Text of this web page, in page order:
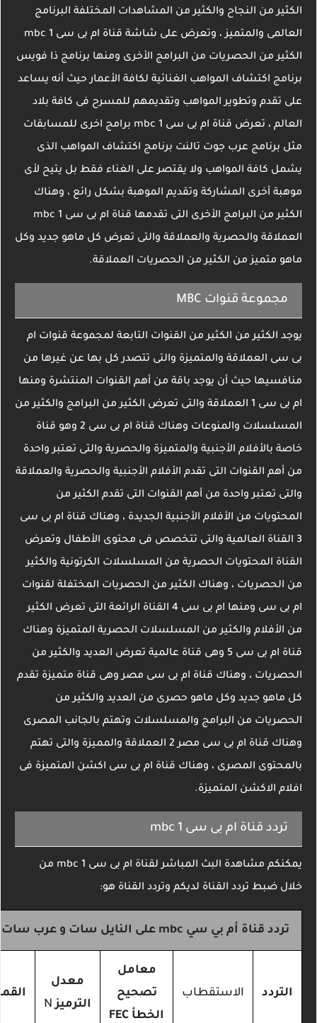
الكثير من النجاح والكثير من المشاهدات المختلفة البرنامج
العالمى والمتميز ، وتعرض على شاشة قناة ام بى سى mbc 1
الكثير من الحصريات من البرامج الأخرى ومنها برنامج ذا فويس
برنامج اكتشاف المواهب الغنائية لكافة الأعمار حيث أنه يساعد
على تقدم وتطوير المواهب وتقديمهم للمسرح فى كافة بلاد
العالم ، تعرض قناة ام بى سى mbc 1 برامج اخرى للمسابقات
مثل برنامج عرب جوت تالنت برنامج اكتشاف المواهب الذى
يشمل كافة المواهب ولا يقتصر على الغناء فقط بل يتيح لأى
موهبة أخرى المشاركة وتقديم الموهبة بشكل رائع ، وهناك
الكثير من البرامج الأخرى التى تقدمها قناة ام بى سى mbc 1
العملاقة والحصرية والعملاقة والتى تعرض كل ماهو جديد وكل
ماهو متميز من الكثير من الحصريات العملاقة.
مجموعة قنوات MBC
يوجد الكثير من الكثير من القنوات التابعة لمجموعة قنوات ام
بى سى العملاقة والمتميزة والتى تتصدر كل بها عن غيرها من
منافسيها حيث أن يوجد باقة من أهم القنوات المنتشرة ومنها
ام بى سى 1 العملاقة والتى تعرض الكثير من البرامج والكثير من
المسلسلات والمنوعات وهناك قناة ام بى سى 2 وهو قناة
خاصة بالأفلام الأجنبية والمتميزة والحصرية والتى تعتبر واحدة
من أهم القنوات التى تقدم الأفلام الأجنبية والحصرية والعملاقة
والتى تعتبر واحدة من أهم القنوات التى تقدم الكثير من
المحتويات من الأفلام الأجنبية الجديدة ، وهناك قناة ام بى سى
3 القناة العالمية والتى تتخصص فى محتوى الأطفال وتعرض
القناة المحتويات الحصرية من المسلسلات الكرتونية والكثير
من الحصريات ، وهناك الكثير من الحصريات المختفلة لقنوات
ام بى سى ومنها ام بى سى 4 القناة الرائعة التى تعرض الكثير
من الأفلام والكثير من المسلسلات الحصرية المتميزة وهناك
قناة ام بى سى 5 وهى قناة عالمية تعرض العديد والكثير من
الحصريات ، وهناك قناة ام بى سى مصر وهى قناة متميزة تقدم
كل ماهو جديد وكل ماهو حصرى من العديد والكثير من
الحصريات من البرامج والمسلسلات وتهتم بالجانب المصرى
وهناك قناة ام بى سى مصر 2 العملاقة والمميزة والتى تهتم
بالمحتوى المصرى ، وهناك قناة ام بى سى اكشن المتميزة فى
افلام الاكشن المتميزة.
تردد قناة ام بى سى mbc 1
يمكنكم مشاهدة البث المباشر لقناة ام بى سى mbc 1 من
خلال ضبط تردد القناة لديكم وتردد القناة هو:
تردد قناة أم بي سي mbc على النايل سات و عرب سات
التردد الاستقطاب
معامل
تصحيح
الخطأ FEC
معدل
الترميزN